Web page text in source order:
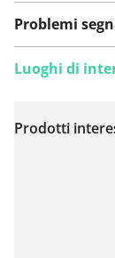
Problemi
Luoghi di
Prodotti